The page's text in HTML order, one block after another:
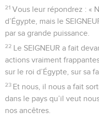
21 Vous leur répondrez : «
d’Égypte, mais le
par sa grande puissance.
22 Le SEIGNEUR a fait
actions vraiment
sur le roi d’Égypte, sur sa
23 Et nous, il nous a fait
dans le pays qu’il veut
nos ancêtres.